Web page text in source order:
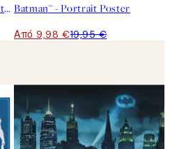
The Batman™ - Downpour Poster Batman™ - Portrait Poster
Από 9,98 €19,95 €